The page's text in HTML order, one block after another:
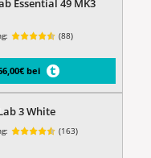
Essential 49 MK3
(88)
bei
3 White
(163)